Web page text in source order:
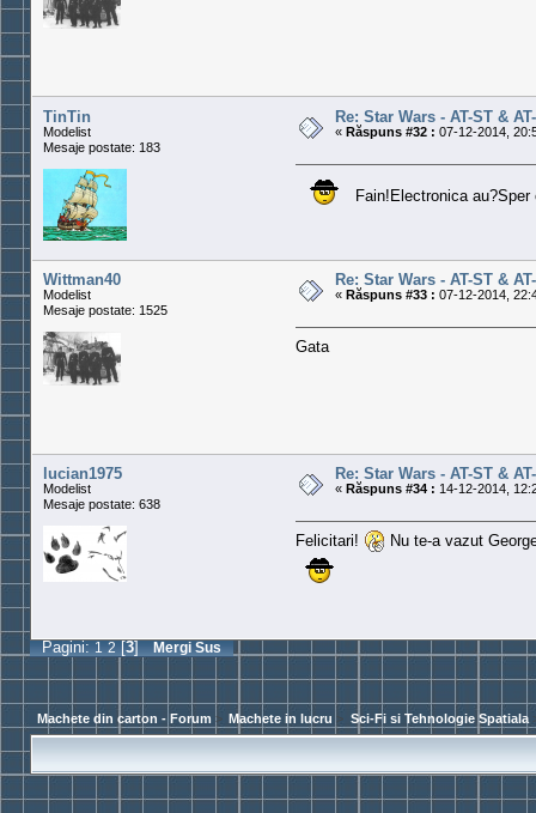
TinTin
Modelist
Mesaje postate: 183
Re: Star Wars - AT-ST &
« Răspuns #32 : 07-12-2014,
Fain!Electronica
Wittman40
Modelist
Mesaje postate: 1525
Re: Star Wars - AT-ST &
« Răspuns #33 : 07-12-2014,
Gata
lucian1975
Modelist
Mesaje postate: 638
Re: Star Wars - AT-ST &
« Răspuns #34 : 14-12-2014,
Felicitari! Nu te-a vazut
Pagini:1 2[3]Mergi Sus
Machete din carton - Forum > Machete in lucru > Sci-Fi si Tehnologie Spatiala